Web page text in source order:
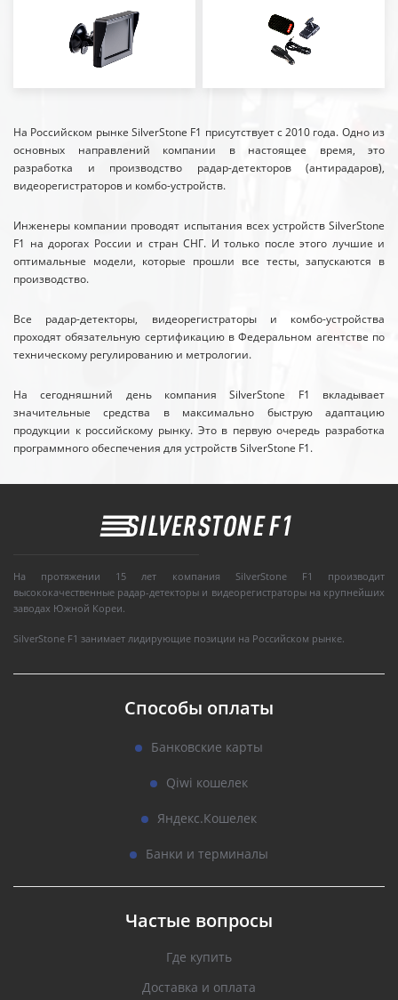
На Российском рынке SilverStone F1 присутствует с 2010 года. Одно из
основных направлений компании в настоящее время, это
разработка и производство радар-детекторов (антирадаров),
видеорегистраторов и комбо-устройств.
Инженеры компании проводят испытания всех устройств SilverStone
F1 на дорогах России и стран СНГ. И только после этого лучшие и
оптимальные модели, которые прошли все тесты, запускаются в
производство.
Все радар-детекторы, видеорегистраторы и комбо-устройства
проходят обязательную сертификацию в Федеральном агентстве по
техническому регулированию и метрологии.
На сегодняшний день компания SilverStone F1 вкладывает
значительные средства в максимально быструю адаптацию
продукции к российскому рынку. Это в первую очередь разработка
программного обеспечения для устройств SilverStone F1.
На протяжении 15 лет компания SilverStone F1 производит
высококачественные радар-детекторы и видеорегистраторы на крупнейших
заводах Южной Кореи.
SilverStone F1 занимает лидирующие позиции на Российском рынке.
Способы оплаты
Банковские карты
Qiwi кошелек
Яндекс.Кошелек
Банки и терминалы
Частые вопросы
Где купить
Доставка и оплата